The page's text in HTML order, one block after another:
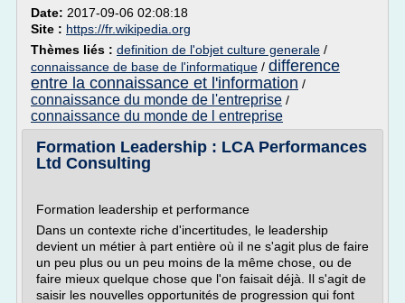
Date: 2017-09-06 02:08:18
Site : https://fr.wikipedia.org
Thèmes liés : definition de l'objet culture generale /
connaissance de base de l'informatique / difference
entre la connaissance et l'information /
connaissance du monde de l'entreprise /
connaissance du monde de l entreprise
Formation Leadership : LCA Performances
Ltd Consulting
Formation leadership et performance
Dans un contexte riche d'incertitudes, le leadership
devient un métier à part entière où il ne s'agit plus de faire
un peu plus ou un peu moins de la même chose, ou de
faire mieux quelque chose que l'on faisait déjà. Il s'agit de
saisir les nouvelles opportunités de progression qui font